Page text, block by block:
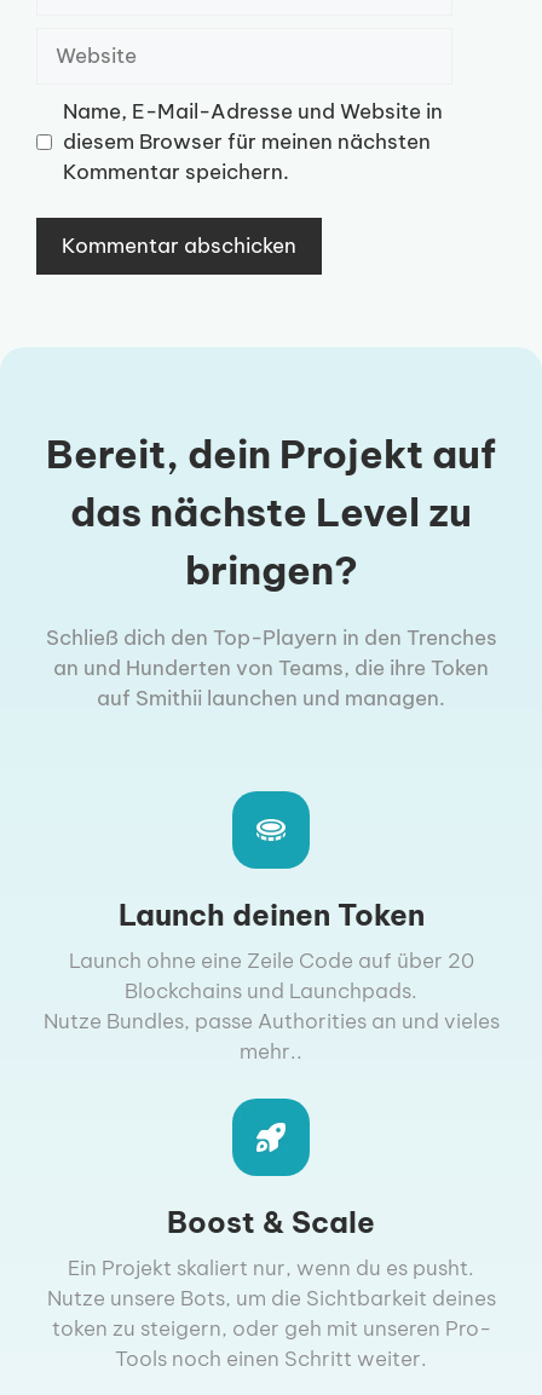
Website
Name, E-Mail-Adresse und Website in
diesem Browser für meinen nächsten
Kommentar speichern.
Bereit, dein Projekt auf
das nächste Level zu
bringen?
Schließ dich den Top-Playern in den Trenches
an und Hunderten von Teams, die ihre Token
auf Smithii launchen und managen.
Launch deinen Token
Launch ohne eine Zeile Code auf über 20
Blockchains und Launchpads.
Nutze Bundles, passe Authorities an und vieles
mehr..
Boost & Scale
Ein Projekt skaliert nur, wenn du es pusht.
Nutze unsere Bots, um die Sichtbarkeit deines
token zu steigern, oder geh mit unseren Pro-
Tools noch einen Schritt weiter.